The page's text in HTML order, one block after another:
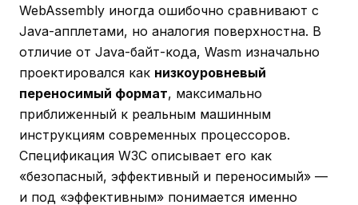
WebAssembly иногда ошибочно сравнивают с
Java-апплетами, но аналогия поверхностна. В
отличие от Java-байт-кода, Wasm изначально
проектировался как низкоуровневый
переносимый формат, максимально
приближенный к реальным машинным
инструкциям современных процессоров.
Спецификация W3C описывает его как
«безопасный, эффективный и переносимый» —
и под «эффективным» понимается именно